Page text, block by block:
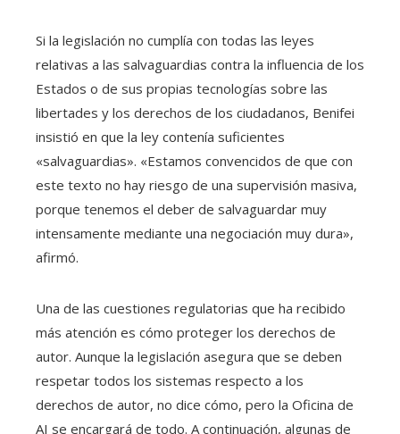
Si la legislación no cumplía con todas las leyes
relativas a las salvaguardias contra la influencia de los
Estados o de sus propias tecnologías sobre las
libertades y los derechos de los ciudadanos, Benifei
insistió en que la ley contenía suficientes
«salvaguardias». «Estamos convencidos de que con
este texto no hay riesgo de una supervisión masiva,
porque tenemos el deber de salvaguardar muy
intensamente mediante una negociación muy dura»,
afirmó.
Una de las cuestiones regulatorias que ha recibido
más atención es cómo proteger los derechos de
autor. Aunque la legislación asegura que se deben
respetar todos los sistemas respecto a los
derechos de autor, no dice cómo, pero la Oficina de
AI se encargará de todo. A continuación, algunas de